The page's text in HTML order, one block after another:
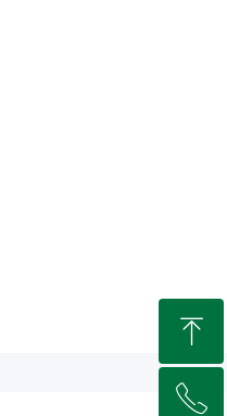
ꁸ
回到顶部
ꂅ